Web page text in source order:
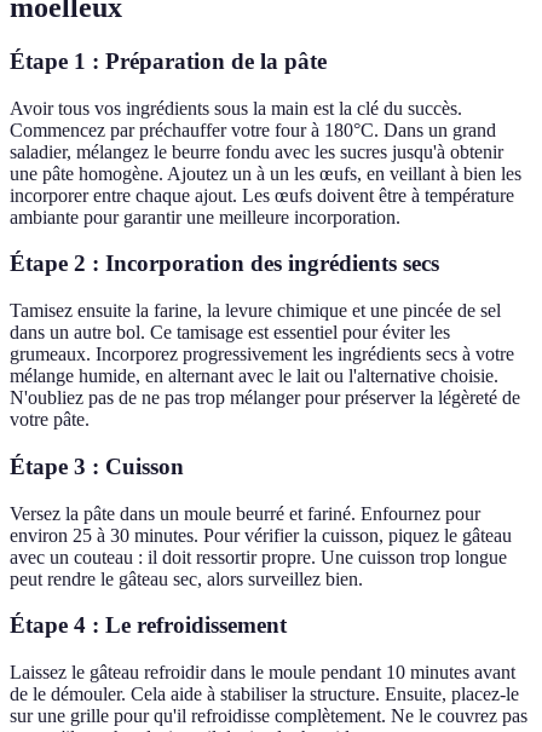
moelleux
Étape 1 : Préparation de la pâte
Avoir tous vos ingrédients sous la main est la clé du succès.
Commencez par préchauffer votre four à 180°C. Dans un grand
saladier, mélangez le beurre fondu avec les sucres jusqu'à obtenir
une pâte homogène. Ajoutez un à un les œufs, en veillant à bien les
incorporer entre chaque ajout. Les œufs doivent être à température
ambiante pour garantir une meilleure incorporation.
Étape 2 : Incorporation des ingrédients secs
Tamisez ensuite la farine, la levure chimique et une pincée de sel
dans un autre bol. Ce tamisage est essentiel pour éviter les
grumeaux. Incorporez progressivement les ingrédients secs à votre
mélange humide, en alternant avec le lait ou l'alternative choisie.
N'oubliez pas de ne pas trop mélanger pour préserver la légèreté de
votre pâte.
Étape 3 : Cuisson
Versez la pâte dans un moule beurré et fariné. Enfournez pour
environ 25 à 30 minutes. Pour vérifier la cuisson, piquez le gâteau
avec un couteau : il doit ressortir propre. Une cuisson trop longue
peut rendre le gâteau sec, alors surveillez bien.
Étape 4 : Le refroidissement
Laissez le gâteau refroidir dans le moule pendant 10 minutes avant
de le démouler. Cela aide à stabiliser la structure. Ensuite, placez-le
sur une grille pour qu'il refroidisse complètement. Ne le couvrez pas